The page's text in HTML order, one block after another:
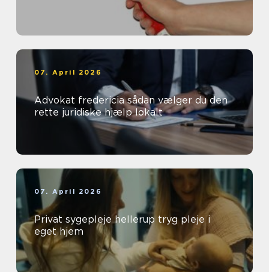
07. April 2026
Advokat fredericia sådan vælger du den
rette juridiske hjælp lokalt
07. April 2026
Privat sygepleje hellerup tryg pleje i
eget hjem